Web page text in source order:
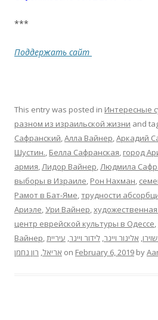
***
Поддержать сайт
This entry was posted in Интересные
разном из израильской жизни and
Сафранский,Алла Вайнер,Аркадий
Шустин., Белла Сафранская, город
армия,Лидор Вайнер,Людмила
выборы в Израиле, Рон Нахман,
Рамот в Бат-Яме,трудности
Ариэле,Ури Вайнер,
центр еврейской культуры в Одессе,
Вайнер, , אלינור ויינר, לידור ויינר, עיריית
אריאל, רון נחמן on February 6, 2019 by